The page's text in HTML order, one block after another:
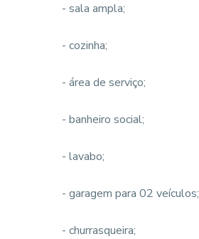
- sala ampla;
- cozinha;
- área de serviço;
- banheiro social;
- lavabo;
- garagem para 02 veículos;
- churrasqueira;